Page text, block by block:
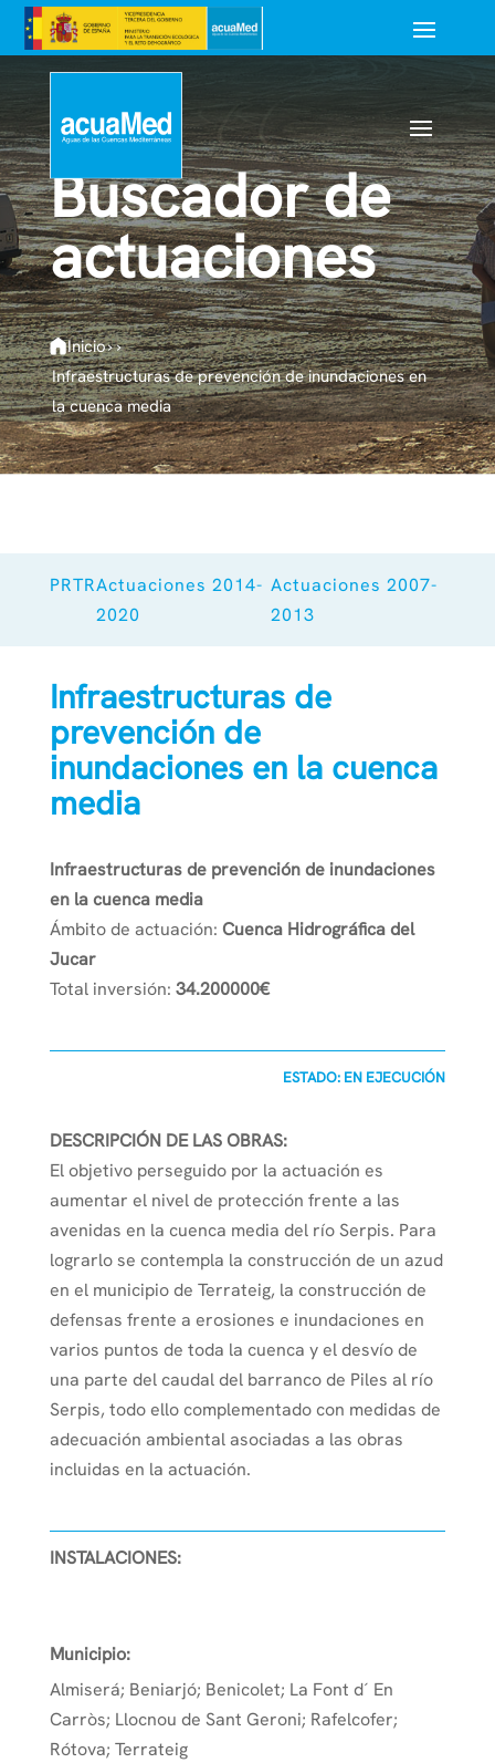
Buscador de
actuaciones
Inicio› ›
Infraestructuras de prevención de inundaciones en
la cuenca media
PRTRActuaciones 2014-
2020
Actuaciones 2007-
2013
Infraestructuras de
prevención de
inundaciones en la cuenca
media
Infraestructuras de prevención de inundaciones
en la cuenca media
Ámbito de actuación: Cuenca Hidrográfica del
Jucar
Total inversión: 34.200000€
ESTADO: EN EJECUCIÓN
DESCRIPCIÓN DE LAS OBRAS:
El objetivo perseguido por la actuación es
aumentar el nivel de protección frente a las
avenidas en la cuenca media del río Serpis. Para
lograrlo se contempla la construcción de un azud
en el municipio de Terrateig, la construcción de
defensas frente a erosiones e inundaciones en
varios puntos de toda la cuenca y el desvío de
una parte del caudal del barranco de Piles al río
Serpis, todo ello complementado con medidas de
adecuación ambiental asociadas a las obras
incluidas en la actuación.
INSTALACIONES:
Municipio:
Almiserá; Beniarjó; Benicolet; La Font d´ En
Carròs; Llocnou de Sant Geroni; Rafelcofer;
Rótova; Terrateig